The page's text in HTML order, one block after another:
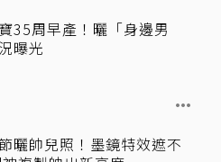
35周早產！曬「身邊男
曝光
曬帥兒照！墨鏡特效遮不